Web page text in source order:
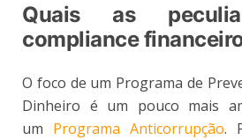
Quais as
compliance
O foco de um Programa de
Dinheiro é um pouco mais
um Programa Anticorrupção.